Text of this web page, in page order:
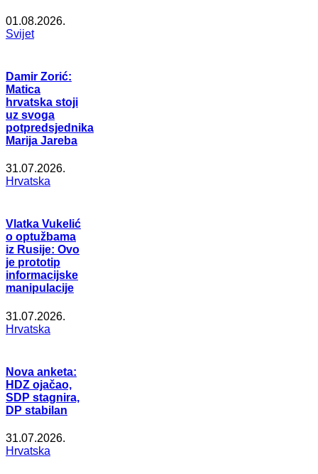
01.08.2026.
Svijet
Damir Zorić:
Matica
hrvatska stoji
uz svoga
potpredsjednika
Marija Jareba
31.07.2026.
Hrvatska
Vlatka Vukelić
o optužbama
iz Rusije: Ovo
je prototip
informacijske
manipulacije
31.07.2026.
Hrvatska
Nova anketa:
HDZ ojačao,
SDP stagnira,
DP stabilan
31.07.2026.
Hrvatska